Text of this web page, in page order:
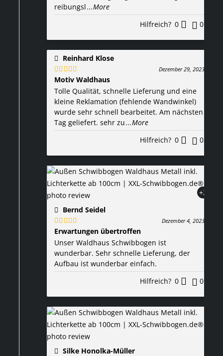
reibungsl...More
Hilfreich? 0 0
Reinhard Klose
Bewertet
Dezember 29, 2023
Motiv Waldhaus
Tolle Qualität, schnelle Lieferung und eine
kleine Reklamation (fehlende Wandwinkel)
wurde sehr schnell bearbeitet. Am nächsten
Tag geliefert. sehr zu...More
Hilfreich? 0 0
+2
Bernd Seidel
Bewertet
von 5
Dezember 4, 2023
Erwartungen übertroffen
Unser Waldhaus Schwibbogen ist
wunderbar. Sehr schnelle Lieferung, der
Aufbau ist wunderbar einfach.
Hilfreich? 0 0
Silke Honolka-Müller